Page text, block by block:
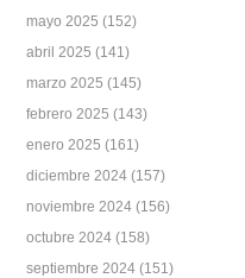
mayo 2025 (152)
abril 2025 (141)
marzo 2025 (145)
febrero 2025 (143)
enero 2025 (161)
diciembre 2024 (157)
noviembre 2024 (156)
octubre 2024 (158)
septiembre 2024 (151)